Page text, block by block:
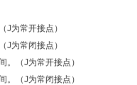
J为常开接点）
J为常闭接点）
。（J为常开接点）
。（J为常闭接点）